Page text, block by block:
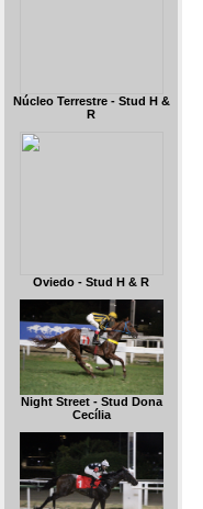
Núcleo Terrestre - Stud H &
R
Oviedo - Stud H & R
Night Street - Stud Dona
Cecília